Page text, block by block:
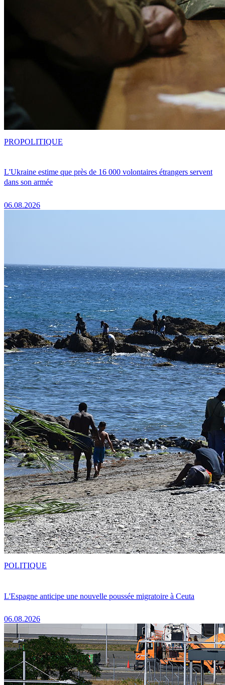
L'Ukraine estime que près de 16 000 volontaires étrangers servent
dans son armée
06.08.2026
PROPOLITIQUE
L'Espagne anticipe une nouvelle poussée migratoire à Ceuta
06.08.2026
POLITIQUE